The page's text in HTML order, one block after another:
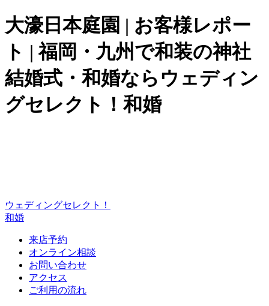
大濠日本庭園 | お客様レポー
ト | 福岡・九州で和装の神社
結婚式・和婚ならウェディン
グセレクト！和婚
ウェディングセレクト！
和婚
来店予約
オンライン相談
お問い合わせ
アクセス
ご利用の流れ